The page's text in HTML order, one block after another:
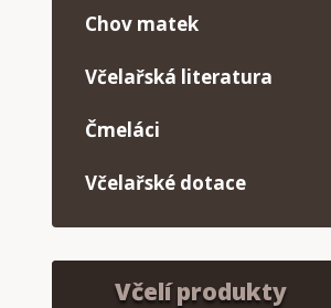
Chov matek
Včelařská literatura
Čmeláci
Včelařské dotace
Včelí produkty